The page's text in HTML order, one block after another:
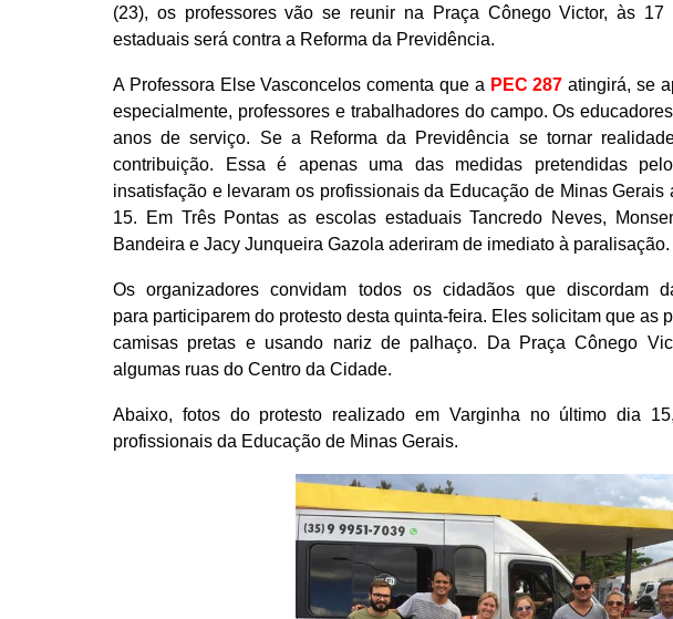
(23), os professores vão se reunir na Praça Cônego Victor, às 17
estaduais será contra a Reforma da Previdência.
A Professora Else Vasconcelos comenta que a PEC 287 atingirá, se
especialmente, professores e trabalhadores do campo. Os
anos de serviço. Se a Reforma da Previdência se tornar
contribuição. Essa é apenas uma das medidas pretendidas
insatisfação e levaram os profissionais da Educação de Minas
15. Em Três Pontas as escolas estaduais Tancredo Neves,
Bandeira e Jacy Junqueira Gazola aderiram de imediato à paralisação.
Os organizadores convidam todos os cidadãos que discordam
para participarem do protesto desta quinta-feira. Eles solicitam que as
camisas pretas e usando nariz de palhaço. Da Praça Cônego
algumas ruas do Centro da Cidade.
Abaixo, fotos do protesto realizado em Varginha no último dia
profissionais da Educação de Minas Gerais.